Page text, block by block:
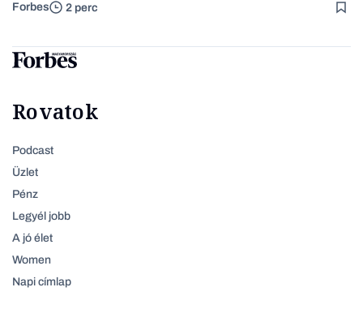
Forbes 2 perc
Rovatok
Podcast
Üzlet
Pénz
Legyél jobb
A jó élet
Women
Napi címlap